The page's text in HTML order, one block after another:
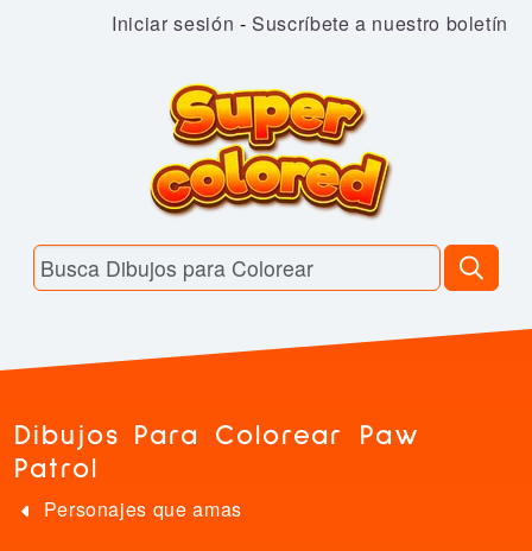
Iniciar sesión -Suscríbete a nuestro boletín
Dibujos Para Colorear Paw
Patrol
Personajes que amas